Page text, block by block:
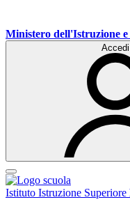
Ministero dell'Istruzione
Accedi
Istituto Istruzione Superiore